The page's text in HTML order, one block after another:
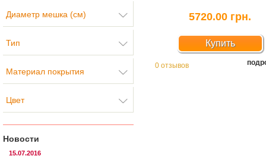
Диаметр мешка (см)
Тип
Материал покрытия
Цвет
Новости
15.07.2016
5720.00 грн.
Купить
0 отзывов